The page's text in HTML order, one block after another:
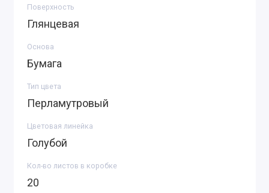
Поверхность
Глянцевая
Основа
Бумага
Тип цвета
Перламутровый
Цветовая линейка
Голубой
Кол-во листов в коробке
20